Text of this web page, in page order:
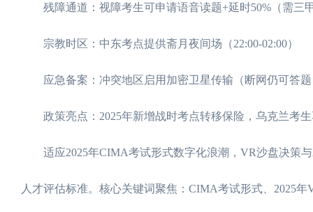
残障通道：视障考生可申请语音读题+延时50%（需三
宗教时区：中东考点提供斋月夜间场（22:00-02:00）
应急备案：冲突地区启用加密卫星传输（断网仍可答题
政策亮点：2025年新增战时考点转移保险，乌克兰考生
适应2025年CIMA考试形式数字化浪潮，VR沙盘决策与
人才评估标准。核心关键词聚焦：CIMA考试形式、2025